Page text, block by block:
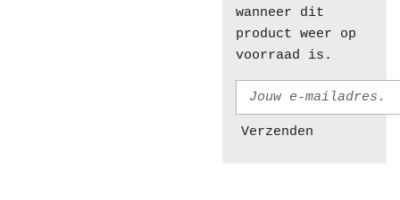
wanneer dit
product weer op
voorraad is.
Verzenden